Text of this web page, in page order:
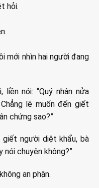
hỏi.
mới nhìn hai người đang
nói: “Quý nhân nửa
lẽ muốn đến giết
chứng sao?”
giết người diệt khẩu, bà
chuyện không?”
an phận.